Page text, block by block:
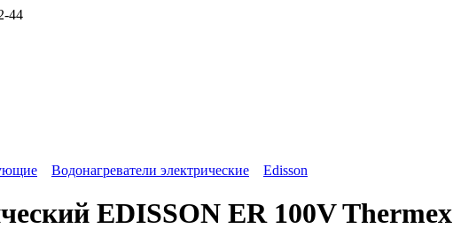
44
Водонагреватели электрические Edisson
EDISSON ER 100V Thermex